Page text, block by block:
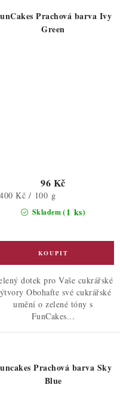
Prachová barva Ivy
Green
Skladem(1 ks)
96 Kč
Kč / 100 g
dotek pro Vaše cukrářské
Obohaťte své cukrářské
umění o zelené tóny s
FunCakes...
Prachová barva Sky
Blue